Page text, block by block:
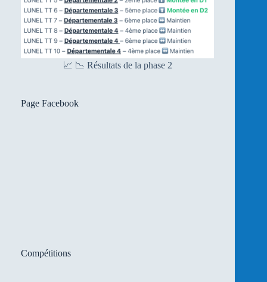
📈 📉 Résultats de la phase 2
Page Facebook
Compétitions